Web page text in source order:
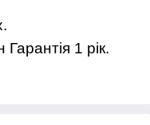
1 рік.